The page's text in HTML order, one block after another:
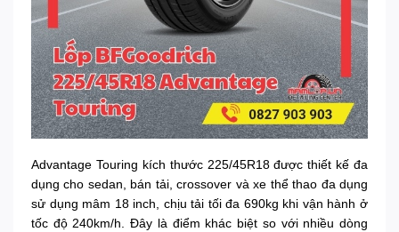
Advantage Touring kích thước 225/45R18 được thiết kế đa
dụng cho sedan, bán tải, crossover và xe thể thao đa dụng
sử dụng mâm 18 inch, chịu tải tối đa 690kg khi vận hành ở
tốc độ 240km/h. Đây là điểm khác biệt so với nhiều dòng